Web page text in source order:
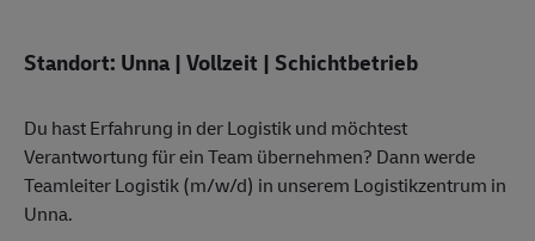
Standort: Unna | Vollzeit | Schichtbetrieb
Du hast Erfahrung in der Logistik und möchtest
Verantwortung für ein Team übernehmen? Dann werde
Teamleiter Logistik (m/w/d) in unserem Logistikzentrum in
Unna.